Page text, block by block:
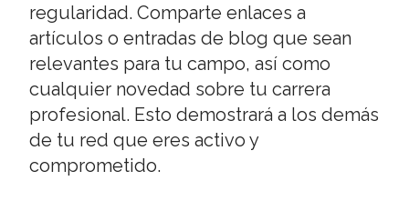
regularidad. Comparte enlaces a
artículos o entradas de blog que sean
relevantes para tu campo, así como
cualquier novedad sobre tu carrera
profesional. Esto demostrará a los demás
de tu red que eres activo y
comprometido.